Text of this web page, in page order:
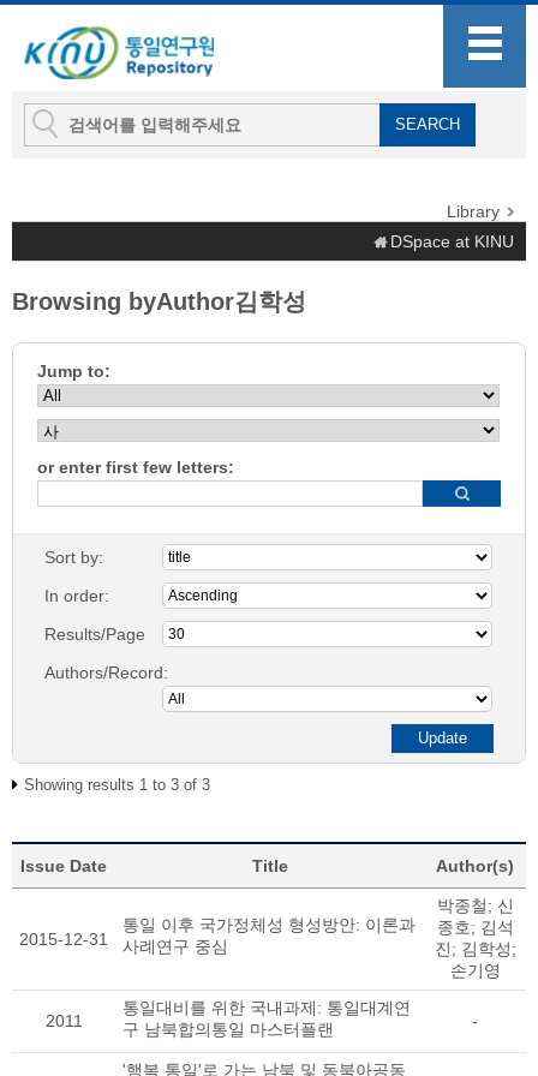
Library
DSpace at KINU
Browsing byAuthor김학성
Jump to:
or enter first few letters:
Sort by:
In order:
Results/Page
Authors/Record:
Showing results 1 to 3 of 3
Issue Date Title Author(s)
2015-12-31
통일 이후 국가정체성 형성방안: 이론과
사례연구 중심
박종철; 신
종호; 김석
진; 김학성;
손기영
2011
통일대비를 위한 국내과제: 통일대계연
구 남북합의통일 마스터플랜
-
'행복 통일'로 가는 남북 및 동북아공동